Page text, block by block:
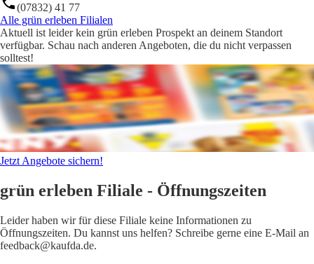
(07832) 41 77
Alle grün erleben Filialen
Aktuell ist leider kein grün erleben Prospekt an deinem Standort
verfügbar. Schau nach anderen Angeboten, die du nicht verpassen
solltest!
Jetzt Angebote sichern!
grün erleben Filiale - Öffnungszeiten
Leider haben wir für diese Filiale keine Informationen zu
Öffnungszeiten. Du kannst uns helfen? Schreibe gerne eine E-Mail an
feedback@kaufda.de.